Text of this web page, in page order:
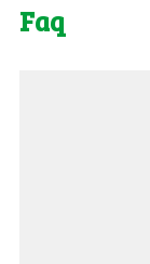
Faq